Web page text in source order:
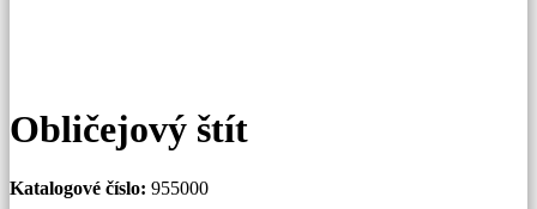
Obličejový štít
Katalogové číslo: 955000